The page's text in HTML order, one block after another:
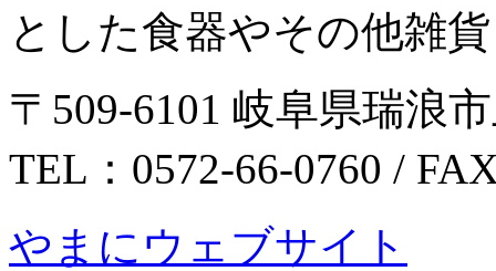
とした食器やその他雑貨
〒509-6101 岐阜県瑞浪
TEL：0572-66-0760 /
やまにウェブサイト